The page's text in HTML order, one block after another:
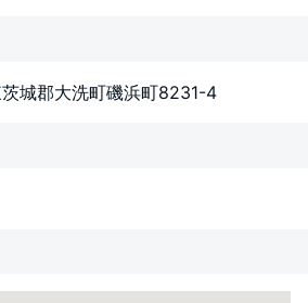
城郡大洗町磯浜町8231-4